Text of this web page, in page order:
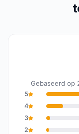
Gebaseerd op
5
4
3
2